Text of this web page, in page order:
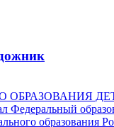
Федеральный